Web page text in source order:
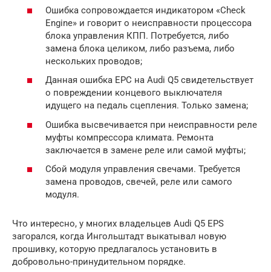
Ошибка сопровождается индикатором «Check
Engine» и говорит о неисправности процессора
блока управления КПП. Потребуется, либо
замена блока целиком, либо разъема, либо
нескольких проводов;
Данная ошибка EPC на Audi Q5 свидетельствует
о повреждении концевого выключателя
идущего на педаль сцепления. Только замена;
Ошибка высвечивается при неисправности реле
муфты компрессора климата. Ремонта
заключается в замене реле или самой муфты;
Сбой модуля управления свечами. Требуется
замена проводов, свечей, реле или самого
модуля.
Что интересно, у многих владельцев Audi Q5 EPS
загорался, когда Ингольштадт выкатывал новую
прошивку, которую предлагалось установить в
добровольно-принудительном порядке.